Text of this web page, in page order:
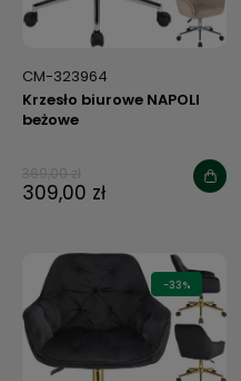
CM-323964
Krzesło biurowe NAPOLI
beżowe
309,00 zł
-33%